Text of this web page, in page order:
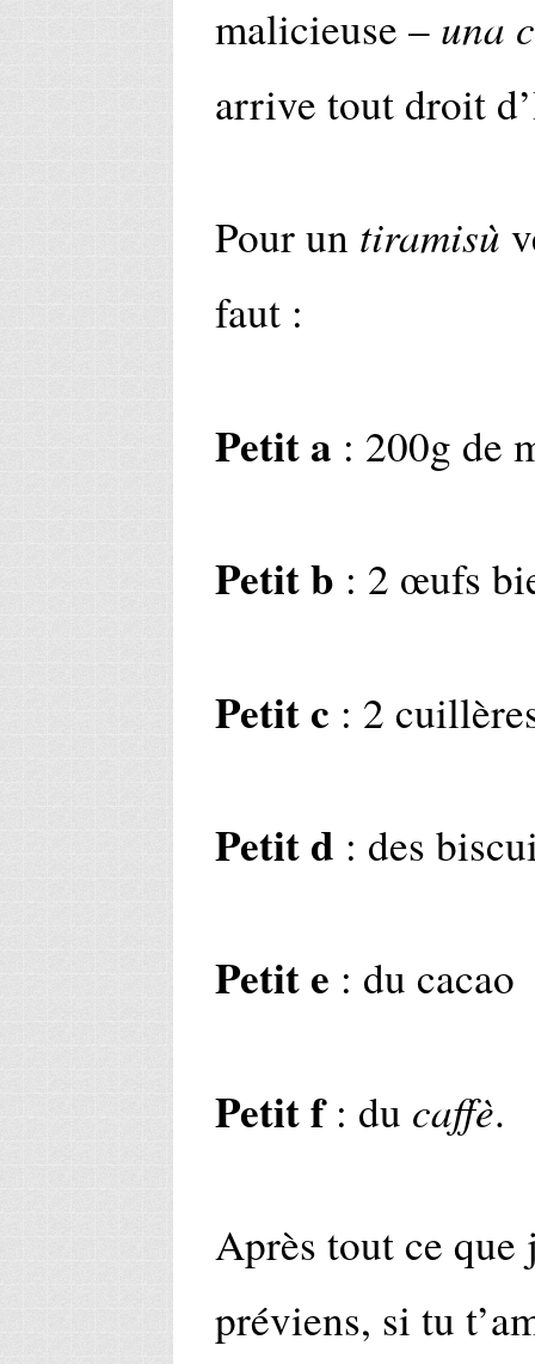
malicieuse – una
arrive tout droit
Pour un tiramisù
faut :
Petit a : 200g de
Petit b : 2 œufs
Petit c : 2
Petit d : des
Petit e : du cacao
Petit f: du caffè.
Après tout ce que
préviens, si tu